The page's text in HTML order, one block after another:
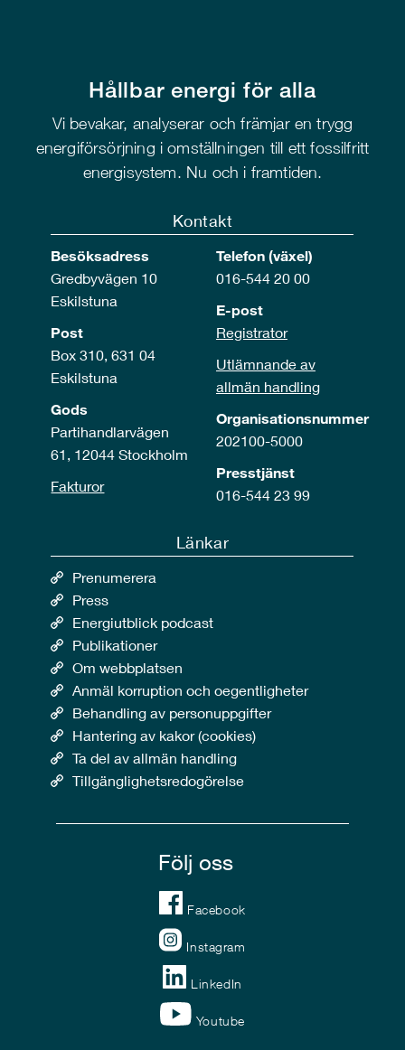
Hållbar energi för alla
Vi bevakar, analyserar och främjar en trygg
energiförsörjning i omställningen till ett fossilfritt
energisystem. Nu och i framtiden.
Kontakt
Besöksadress
Gredbyvägen 10
Eskilstuna
Post
Box 310, 631 04
Eskilstuna
Gods
Partihandlarvägen
61, 12044 Stockholm
Fakturor
Telefon (växel)
016-544 20 00
E-post
Registrator
Utlämnande av
allmän handling
Organisationsnummer
202100-5000
Presstjänst
016-544 23 99
Länkar
Prenumerera
Press
Energiutblick podcast
Publikationer
Om webbplatsen
Anmäl korruption och oegentligheter
Behandling av personuppgifter
Hantering av kakor (cookies)
Ta del av allmän handling
Tillgänglighetsredogörelse
Följ oss
Facebook
Instagram
LinkedIn
Youtube